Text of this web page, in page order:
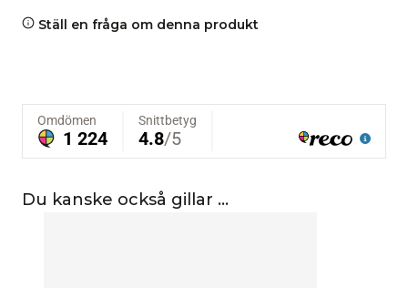
Ställ en fråga om denna produkt
Du kanske också gillar …